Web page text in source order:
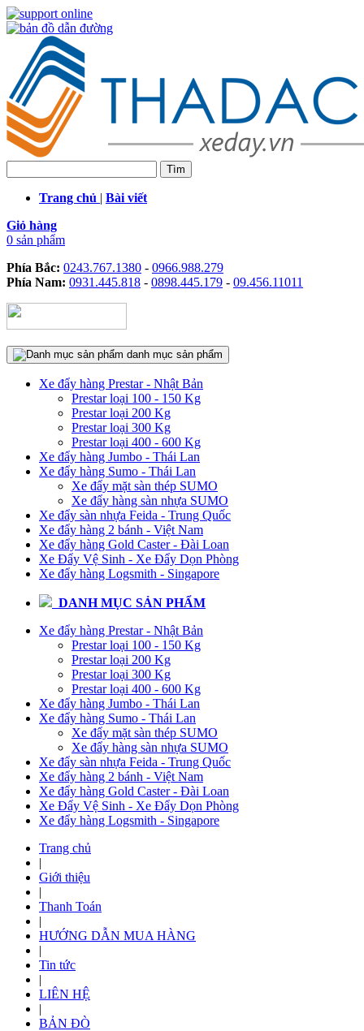
Trang chủ | Bài viết
Giỏ hàng
0 sản phẩm
Phía Bắc: 0243.767.1380 - 0966.988.279
Phía Nam: 0931.445.818 - 0898.445.179 - 09.456.11011
danh mục sản phẩm
Xe đẩy hàng Prestar - Nhật Bản
Prestar loại 100 - 150 Kg
Prestar loại 200 Kg
Prestar loại 300 Kg
Prestar loại 400 - 600 Kg
Xe đẩy hàng Jumbo - Thái Lan
Xe đẩy hàng Sumo - Thái Lan
Xe đẩy mặt sàn thép SUMO
Xe đẩy hàng sàn nhựa SUMO
Xe đẩy sàn nhựa Feida - Trung Quốc
Xe đẩy hàng 2 bánh - Việt Nam
Xe đẩy hàng Gold Caster - Đài Loan
Xe Đẩy Vệ Sinh - Xe Đẩy Dọn Phòng
Xe đẩy hàng Logsmith - Singapore
DANH MỤC SẢN PHẨM
Xe đẩy hàng Prestar - Nhật Bản
Prestar loại 100 - 150 Kg
Prestar loại 200 Kg
Prestar loại 300 Kg
Prestar loại 400 - 600 Kg
Xe đẩy hàng Jumbo - Thái Lan
Xe đẩy hàng Sumo - Thái Lan
Xe đẩy mặt sàn thép SUMO
Xe đẩy hàng sàn nhựa SUMO
Xe đẩy sàn nhựa Feida - Trung Quốc
Xe đẩy hàng 2 bánh - Việt Nam
Xe đẩy hàng Gold Caster - Đài Loan
Xe Đẩy Vệ Sinh - Xe Đẩy Dọn Phòng
Xe đẩy hàng Logsmith - Singapore
Trang chủ
|
Giới thiệu
|
Thanh Toán
|
HƯỚNG DẪN MUA HÀNG
|
Tin tức
|
LIÊN HỆ
|
BẢN ĐÒ